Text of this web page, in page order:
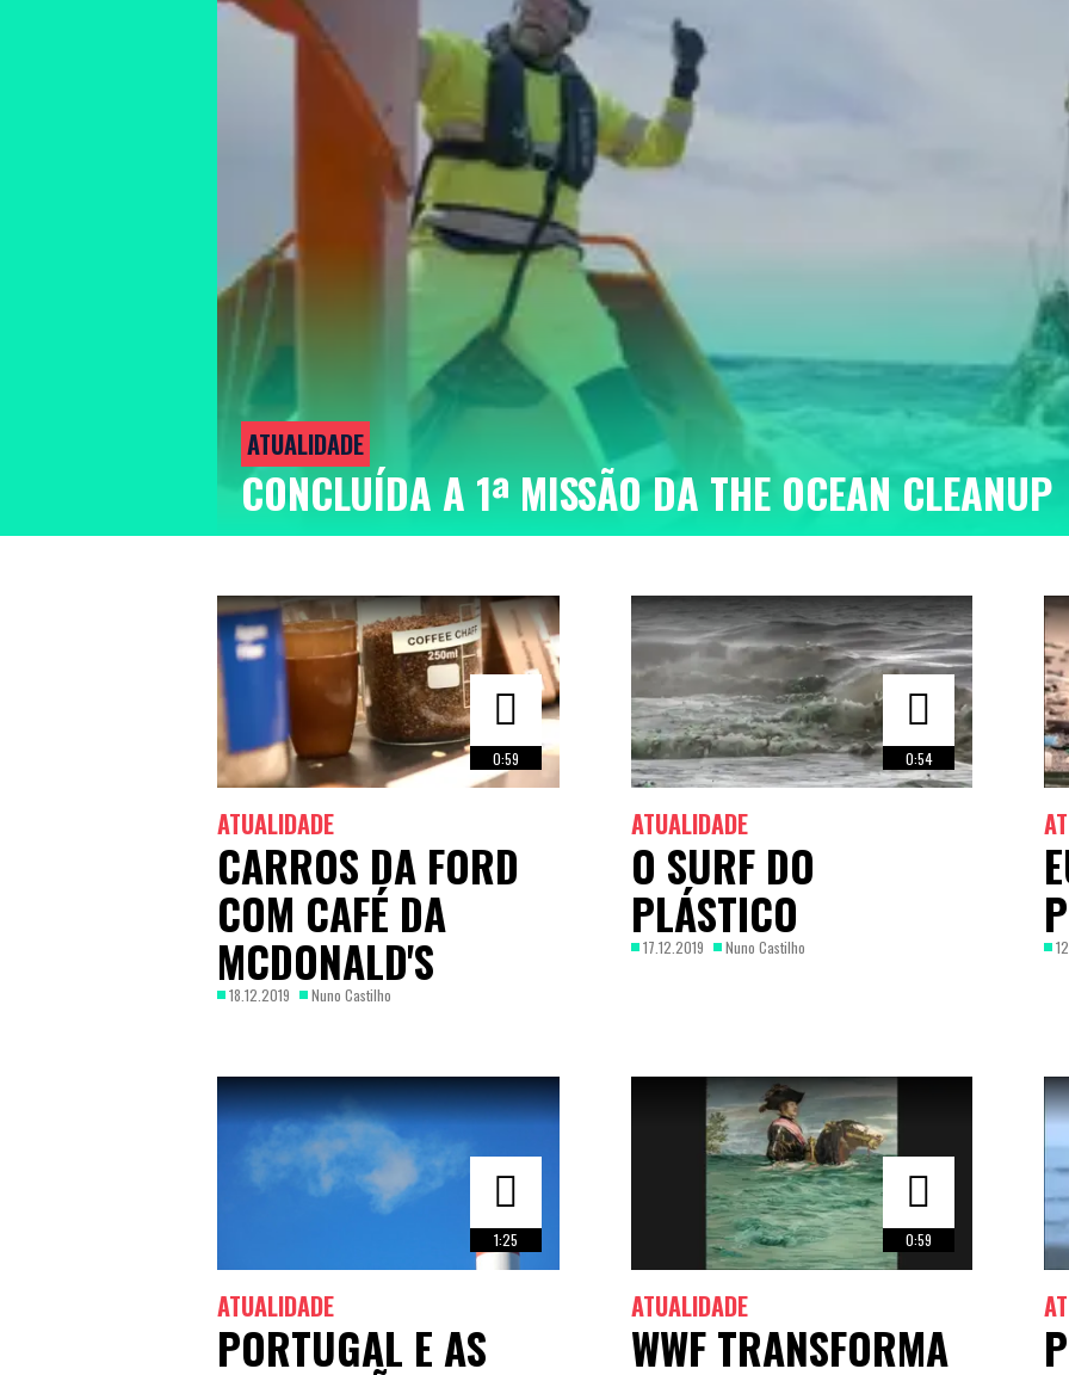
ATUALIDADE
CONCLUÍDA A 1ª MISSÃO DA THE OCEAN CLEANUP
0:59
ATUALIDADE
CARROS DA FORD
COM CAFÉ DA
MCDONALD'S
18.12.2019 Nuno Castilho
0:54
ATUALIDADE
O SURF DO
PLÁSTICO
17.12.2019 Nuno Castilho
1:25
ATUALIDADE
PORTUGAL E AS
0:59
ATUALIDADE
WWF TRANSFORMA